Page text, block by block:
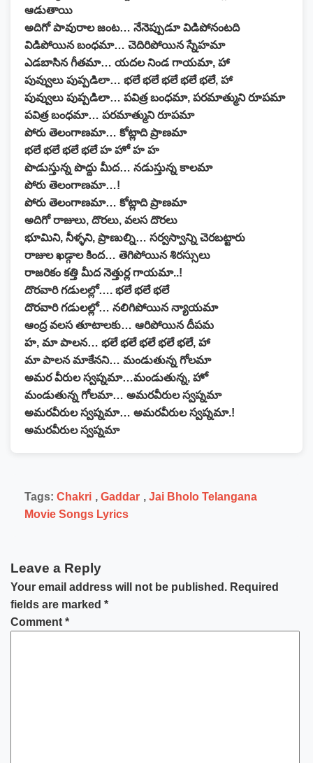
ఆడుతాయి
అదిగో పావురాల జంట… నేనెప్పుడూ విడిపోనంటది
విడిపోయిన బంధమా… చెదిరిపోయిన స్నేహమా
ఎడబాసిన గీతమా… యదల నిండ గాయమా, హా
పువ్వులు పుప్పడిలా… భలే భలే భలే భలే భలే, హా
పువ్వులు పుప్పడిలా… పవిత్ర బంధమా, పరమాత్ముని రూపమా
పవిత్ర బంధమా… పరమాత్ముని రూపమా
పోరు తెలంగాణమా… కోట్లాది ప్రాణమా
భలే భలే భలే భలే హ హో హ హ
పొడుస్తున్న పొద్దు మీద… నడుస్తున్న కాలమా
పోరు తెలంగాణమా…!
పోరు తెలంగాణమా… కోట్లాది ప్రాణమా
అదిగో రాజులు, దొరలు, వలస దొరలు
భూమిని, నీళ్ళని, ప్రాణుల్ని… సర్వస్వాన్ని చెరబట్టారు
రాజుల ఖడ్గాల కింద… తెగిపోయిన శిరస్సులు
రాజరికం కత్తి మీద నెత్తుర్ల గాయమా..!
దొరవారి గడులల్లో…. భలే భలే భలే
దొరవారి గడులల్లో… నలిగిపోయిన న్యాయమా
ఆంద్ర వలస తూటాలకు… ఆరిపోయిన దీపమ
హ, మా పాలన… భలే భలే భలే భలే భలే, హా
మా పాలన మాకేనని… మండుతున్న గోలమా
అమర వీరుల స్వప్నమా…మండుతున్న, హో
మండుతున్న గోలమా… అమరవీరుల స్వప్నమా
అమరవీరుల స్వప్నమా… అమరవీరుల స్వప్నమా.!
అమరవీరుల స్వప్నమా
Tags: Chakri , Gaddar , Jai Bholo Telangana
Movie Songs Lyrics
Leave a Reply
Your email address will not be published. Required
fields are marked *
Comment *